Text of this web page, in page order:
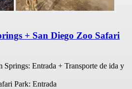
+ San Diego Zoo Safari
Springs: Entrada + Transporte de ida y
Park: Entrada